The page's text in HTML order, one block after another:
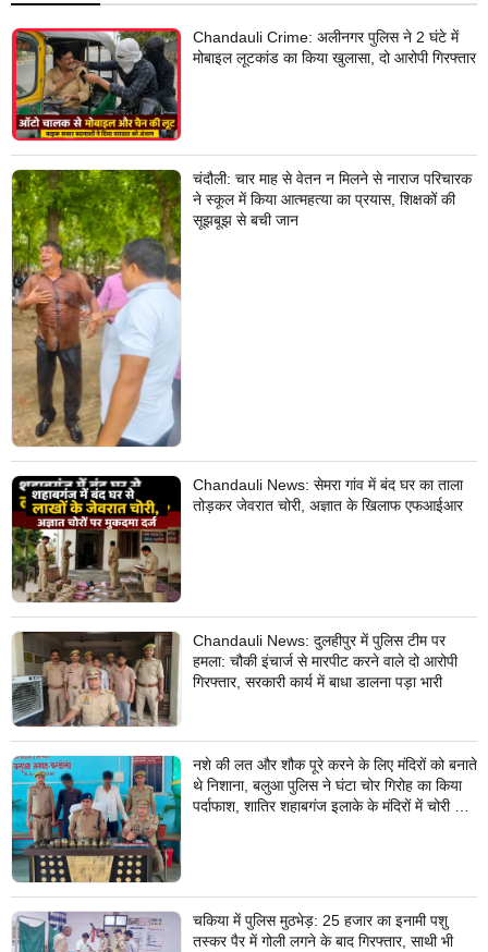
Chandauli Crime: अलीनगर पुलिस ने 2 घंटे में
मोबाइल लूटकांड का किया खुलासा, दो आरोपी गिरफ्तार
चंदौली: चार माह से वेतन न मिलने से नाराज परिचारक
ने स्कूल में किया आत्महत्या का प्रयास, शिक्षकों की
सूझबूझ से बची जान
Chandauli News: सेमरा गांव में बंद घर का ताला
तोड़कर जेवरात चोरी, अज्ञात के खिलाफ एफआईआर
Chandauli News: दुलहीपुर में पुलिस टीम पर
हमला: चौकी इंचार्ज से मारपीट करने वाले दो आरोपी
गिरफ्तार, सरकारी कार्य में बाधा डालना पड़ा भारी
नशे की लत और शौक पूरे करने के लिए मंदिरों को बनाते
थे निशाना, बलुआ पुलिस ने घंटा चोर गिरोह का किया
पर्दाफाश, शातिर शहाबगंज इलाके के मंदिरों में चोरी की
चकिया में पुलिस मुठभेड़: 25 हजार का इनामी पशु
तस्कर पैर में गोली लगने के बाद गिरफ्तार, साथी भी